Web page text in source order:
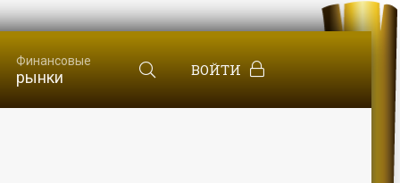
Финансовые
рынки ВОЙТИ